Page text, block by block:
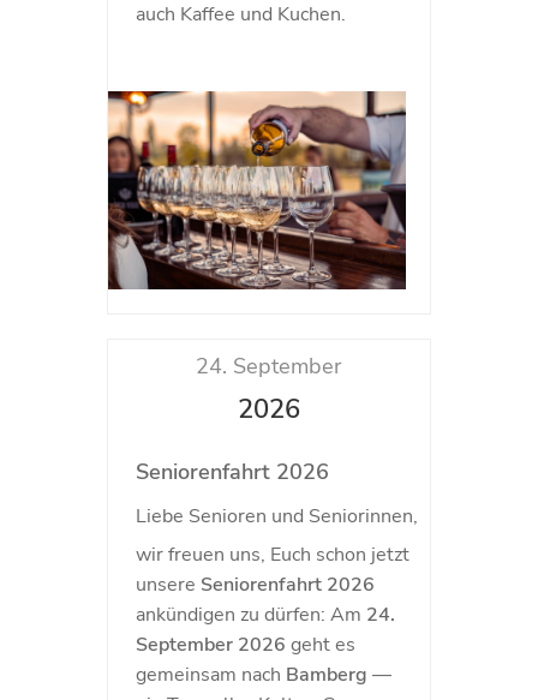
auch Kaffee und Kuchen.
24. September
2026
Seniorenfahrt 2026
Liebe Senioren und Seniorinnen,
wir freuen uns, Euch schon jetzt
unsere Seniorenfahrt 2026
ankündigen zu dürfen: Am 24.
September 2026 geht es
gemeinsam nach Bamberg —